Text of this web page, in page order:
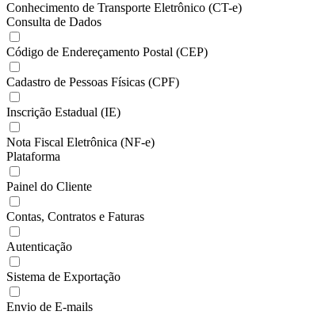
Conhecimento de Transporte Eletrônico (CT-e)
Consulta de Dados
Código de Endereçamento Postal (CEP)
Cadastro de Pessoas Físicas (CPF)
Inscrição Estadual (IE)
Nota Fiscal Eletrônica (NF-e)
Plataforma
Painel do Cliente
Contas, Contratos e Faturas
Autenticação
Sistema de Exportação
Envio de E-mails